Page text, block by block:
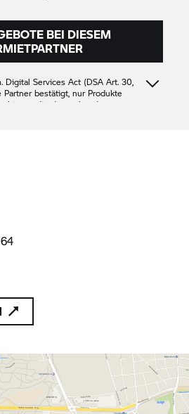
BEI DIESEM
Digital Services Act (DSA Art. 30,
Partner bestätigt, nur Produkte
die den geltenden